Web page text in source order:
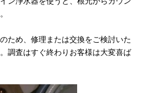
ため、修理または交換をご検討いた
調査はすぐ終わりお客様は大変喜ば